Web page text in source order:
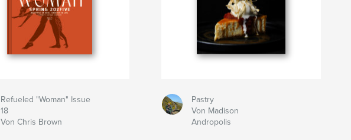
Refueled "Woman" Issue
18
Von Chris Brown
Pastry
Von Madison
Andropolis